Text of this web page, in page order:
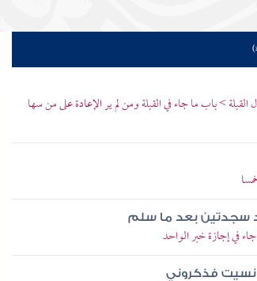
> باب ما جاء في القبلة ومن لم ير الإعادة على من سها
سجدتين بعد ما سلم
في إجازة خبر الواحد
نسيت فذكروني